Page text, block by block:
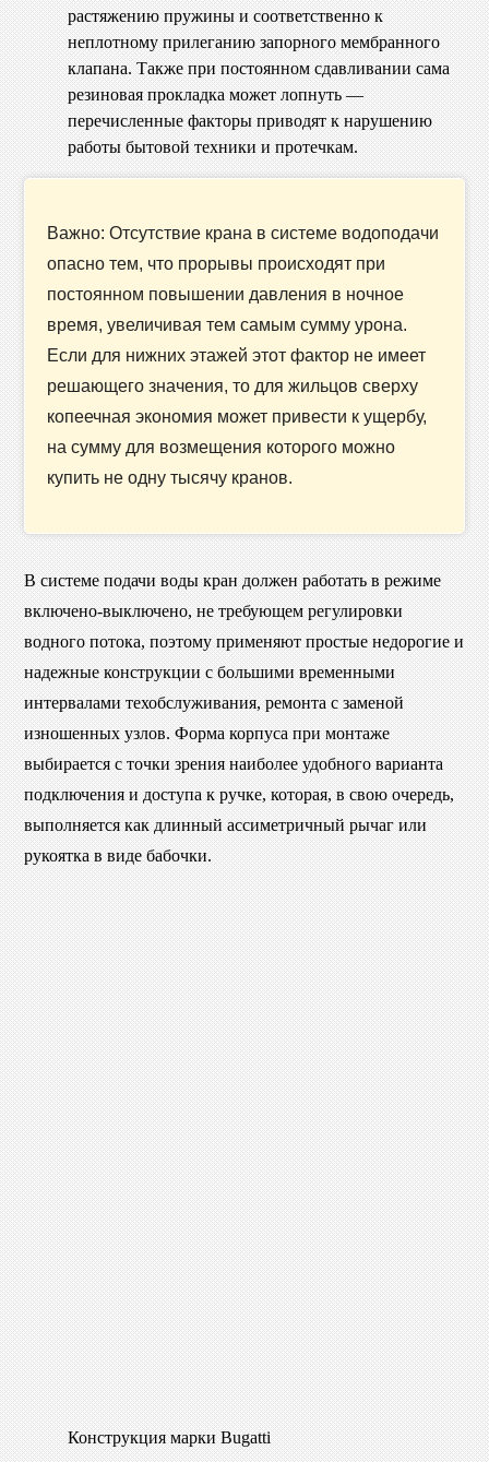
растяжению пружины и соответственно к
неплотному прилеганию запорного мембранного
клапана. Также при постоянном сдавливании сама
резиновая прокладка может лопнуть —
перечисленные факторы приводят к нарушению
работы бытовой техники и протечкам.
Важно: Отсутствие крана в системе водоподачи
опасно тем, что прорывы происходят при
постоянном повышении давления в ночное
время, увеличивая тем самым сумму урона.
Если для нижних этажей этот фактор не имеет
решающего значения, то для жильцов сверху
копеечная экономия может привести к ущербу,
на сумму для возмещения которого можно
купить не одну тысячу кранов.
В системе подачи воды кран должен работать в режиме
включено-выключено, не требующем регулировки
водного потока, поэтому применяют простые недорогие и
надежные конструкции с большими временными
интервалами техобслуживания, ремонта с заменой
изношенных узлов. Форма корпуса при монтаже
выбирается с точки зрения наиболее удобного варианта
подключения и доступа к ручке, которая, в свою очередь,
выполняется как длинный ассиметричный рычаг или
рукоятка в виде бабочки.
Конструкция марки Bugatti